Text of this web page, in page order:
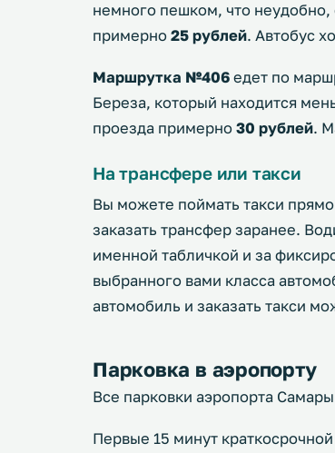
немного пешком, что неудобно,
примерно 25 рублей. Автобус
Маршрутка №406 едет по
Береза, который находится
проезда примерно 30 рублей.
На трансфере или такси
Вы можете поймать такси
заказать трансфер заранее.
именной табличкой и за
выбранного вами класса
автомобиль и заказать такси
Парковка в аэропорту
Все парковки аэропорта
Первые 15 минут